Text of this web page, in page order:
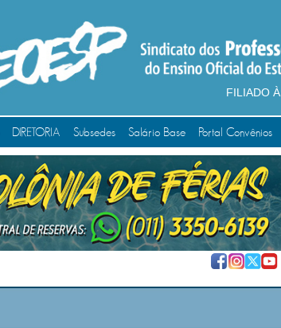
FILIADO À
DIRETORIA Subsedes Salário Base Portal Convênios